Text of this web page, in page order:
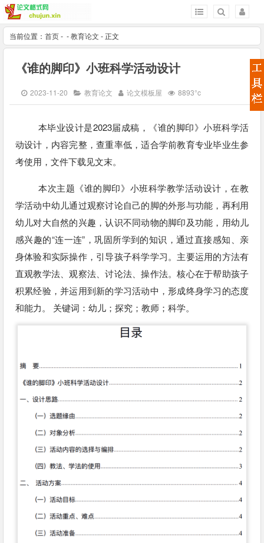
当前位置： 首页- -教育论文 - 正文
《谁的脚印》⼩班科学活动设计
2023-11-20 教育论文 论文模板屋 8893°c
本毕业设计是2023届成稿，《谁的脚印》⼩班科学活
动设计，内容完整，查重率低，适合学前教育专业毕业生参
考使用，文件下载见文末。
本次主题《谁的脚印》⼩班科学教学活动设计，在教
学活动中幼⼉通过观察讨论⾃⼰的脚的外形与功能，再利⽤
幼⼉对⼤⾃然的兴趣，认识不同动物的脚印及功能，⽤幼⼉
感兴趣的“连⼀连”，巩固所学到的知识，通过直接感知、亲
身体验和实际操作，引导孩⼦科学学习。主要运⽤的⽅法有
直观教学法、观察法、讨论法、操作法。核⼼在于帮助孩⼦
积累经验，并运⽤到新的学习活动中，形成终身学习的态度
和能⼒。 关键词：幼⼉；探究；教师；科学。